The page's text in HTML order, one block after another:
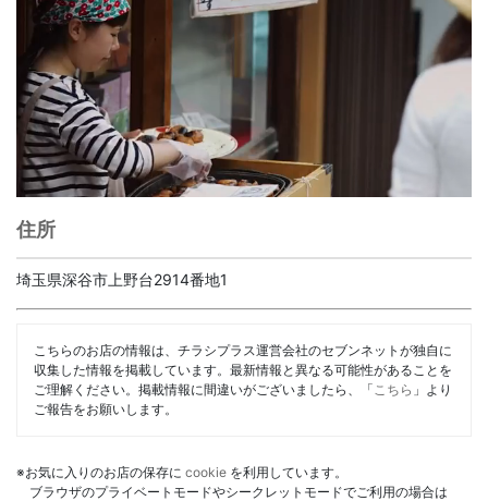
住所
埼玉県深谷市上野台2914番地1
こちらのお店の情報は、チラシプラス運営会社のセブンネットが独自に
収集した情報を掲載しています。最新情報と異なる可能性があることを
ご理解ください。掲載情報に間違いがございましたら、「 こちら 」より
ご報告をお願いします。
※お気に入りのお店の保存に cookie を利用しています。
ブラウザのプライベートモードやシークレットモードでご利用の場合は